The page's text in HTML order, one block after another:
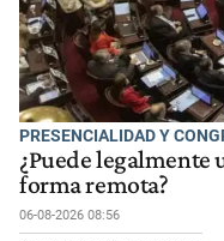
PRESENCIALIDAD Y
¿Puede legalmente
forma remota?
06-08-2026 08:56